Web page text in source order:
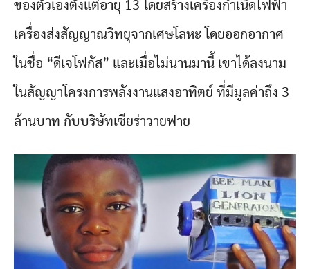
ของตัวเองตั้งแต่อายุ 13 โดยสร้างเครื่องกำเนิดไฟฟ้า
เครื่องส่งสัญญาณวิทยุจากเศษโลหะ โดยออกอากาศ
ในชื่อ “ดีเจโฟกัส” และเมื่อไม่นานมานี้ เขาได้ลงนาม
ในสัญญาโครงการพลังงานแสงอาทิตย์ ที่มีมูลค่าถึง 3
ล้านบาท กับบริษัทเซียร่าวายฟาย